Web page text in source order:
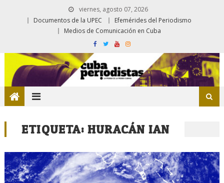
viernes, agosto 07, 2026
Documentos de la UPEC
Efemérides del Periodismo
Medios de Comunicación en Cuba
ETIQUETA: HURACÁN IAN